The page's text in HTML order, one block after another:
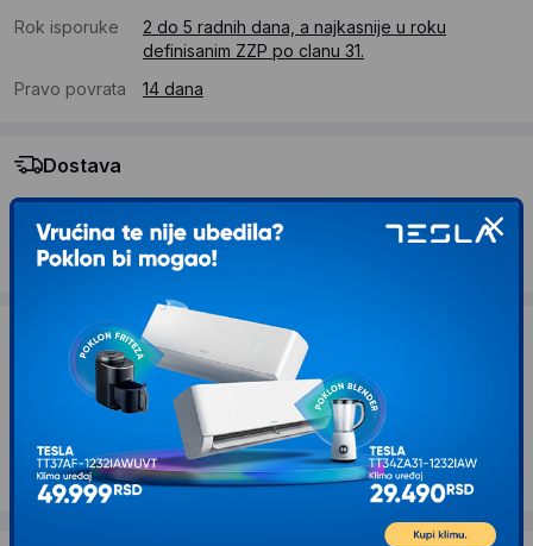
Rok isporuke
2 do 5 radnih dana, a najkasnije u roku
definisanim ZZP po clanu 31.
Pravo povrata
14 dana
Dostava
Standardna dostava se očekuje u roku od 2 do 5 radnih
dana
Troskovi dostave 490 RSD
Želite li ponudu za firmu?
Kontaktirajte nas
Opis proizvoda VERBATIM USB DVD+-R/RW
SlimLine eksterni rezac 53504